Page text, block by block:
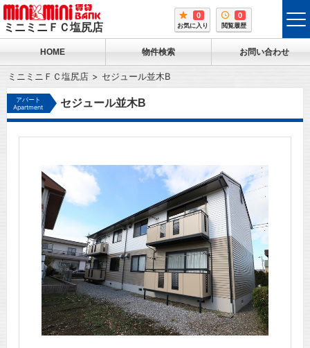
ミニミニＦＣ塩尻店
0
お気に入り
0
閲覧履歴
HOME 物件検索 お問い合わせ
ミニミニＦＣ塩尻店 セジュール並木B
アパート
Apartment
セジュール並木B